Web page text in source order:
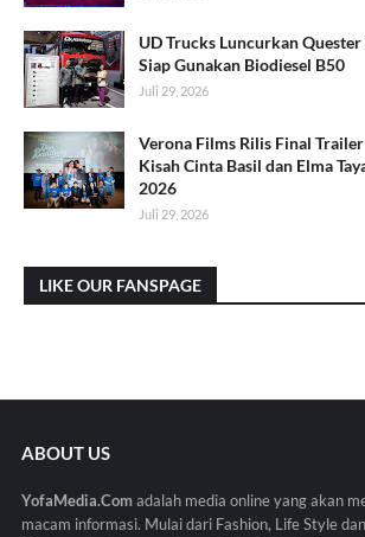
UD Trucks Luncurkan
Siap Gunakan Biodiesel B50
Juli 29, 2026
Verona Films Rilis Final
Kisah Cinta Basil dan Elma
2026
Juli 29, 2026
LIKE OUR FANSPAGE
ABOUT US
YofaMedia.Comadalah media online yang akan
macam informasi. Mulai dari Fashion, Life Style